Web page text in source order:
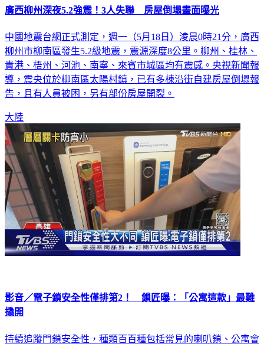
廣西柳州深夜5.2強震！3人失聯 房屋倒塌畫面曝光
中國地震台網正式測定，週一（5月18日）淩晨0時21分，廣西
柳州市柳南區發生5.2級地震，震源深度8公里。柳州、桂林、
貴港、梧州、河池、南寧、來賓市城區均有震感。央視新聞報
導，震央位於柳南區太陽村鎮，已有多棟沿街自建房屋倒塌報
告，且有人員被困，另有部份房屋開裂。
大陸
影音／電子鎖安全性僅排第2！ 鎖匠曝：「公寓這款」最難
撬開
持續追蹤門鎖安全性，種類百百種包括常見的喇叭鎖、公寓會